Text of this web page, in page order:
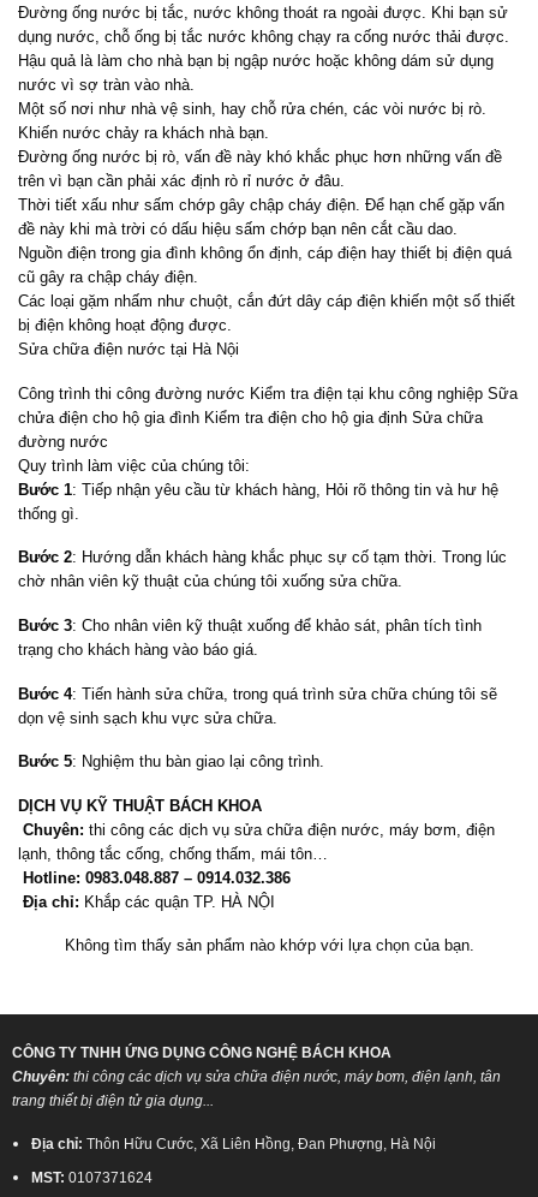
Đường ống nước bị tắc, nước không thoát ra ngoài được. Khi bạn sử
dụng nước, chỗ ống bị tắc nước không chạy ra cống nước thải được.
Hậu quả là làm cho nhà bạn bị ngập nước hoặc không dám sử dụng
nước vì sợ tràn vào nhà.
Một số nơi như nhà vệ sinh, hay chỗ rửa chén, các vòi nước bị rò.
Khiến nước chảy ra khách nhà bạn.
Đường ống nước bị rò, vấn đề này khó khắc phục hơn những vấn đề
trên vì bạn cần phải xác định rò rỉ nước ở đâu.
Thời tiết xấu như sấm chớp gây chập cháy điện. Để hạn chế gặp vấn
đề này khi mà trời có dấu hiệu sấm chớp bạn nên cắt cầu dao.
Nguồn điện trong gia đình không ổn định, cáp điện hay thiết bị điện quá
cũ gây ra chập cháy điện.
Các loại gặm nhấm như chuột, cắn đứt dây cáp điện khiến một số thiết
bị điện không hoạt động được.
Sửa chữa điện nước tại Hà Nội
Công trình thi công đường nước Kiểm tra điện tại khu công nghiệp Sữa
chửa điện cho hộ gia đình Kiểm tra điện cho hộ gia định Sửa chữa
đường nước
Quy trình làm việc của chúng tôi:
Bước 1: Tiếp nhận yêu cầu từ khách hàng, Hỏi rõ thông tin và hư hệ
thống gì.
Bước 2: Hướng dẫn khách hàng khắc phục sự cố tạm thời. Trong lúc
chờ nhân viên kỹ thuật của chúng tôi xuống sửa chữa.
Bước 3: Cho nhân viên kỹ thuật xuống để khảo sát, phân tích tình
trạng cho khách hàng vào báo giá.
Bước 4: Tiến hành sửa chữa, trong quá trình sửa chữa chúng tôi sẽ
dọn vệ sinh sạch khu vực sửa chữa.
Bước 5: Nghiệm thu bàn giao lại công trình.
DỊCH VỤ KỸ THUẬT BÁCH KHOA
Chuyên: thi công các dịch vụ sửa chữa điện nước, máy bơm, điện
lạnh, thông tắc cống, chống thấm, mái tôn…
Hotline: 0983.048.887 – 0914.032.386
Địa chỉ: Khắp các quận TP. HÀ NỘI
Không tìm thấy sản phẩm nào khớp với lựa chọn của bạn.
CÔNG TY TNHH ỨNG DỤNG CÔNG NGHỆ BÁCH KHOA
Chuyên: thi công các dịch vụ sửa chữa điện nước, máy bơm, điện lạnh, tân
trang thiết bị điện tử gia dụng...
Địa chỉ: Thôn Hữu Cước, Xã Liên Hồng, Đan Phượng, Hà Nội
MST: 0107371624